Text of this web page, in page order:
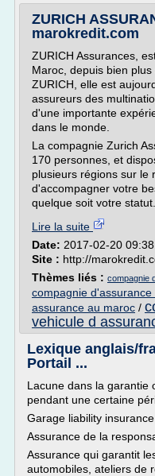
ZURICH
marokredit.com
ZURICH Assurances,
Maroc, depuis bien
ZURICH, elle est
assureurs des
d'une importante
dans le monde.
La compagnie Zurich
170 personnes, et
plusieurs régions sur le
d'accompagner votre
quelque soit votre
Lire la suite
Date: 2017-02-20
Site : http://
Thèmes liés : compagnie
compagnie d'assurance
assurance au maroc /
vehicule d
Lexique anglais/
Portail ...
Lacune dans la garantie
pendant une certaine
Garage liability insurance
Assurance de la
Assurance qui garantit
automobiles, ateliers de